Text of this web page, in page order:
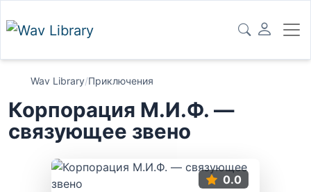
Wav Library/Приключения
Корпорация М.И.Ф. —
связующее звено
0.0